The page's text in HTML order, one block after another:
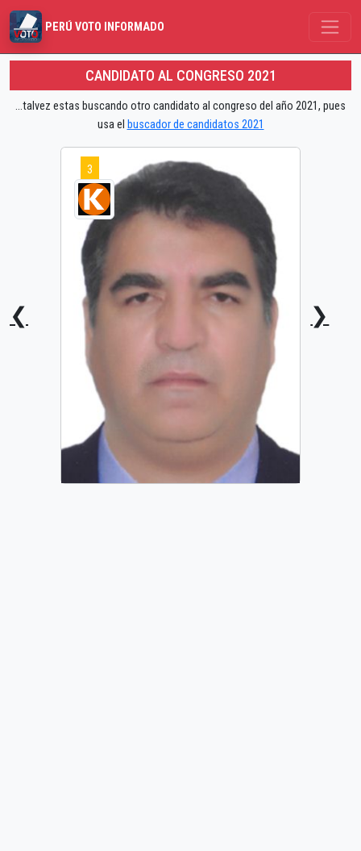
PERÚ VOTO INFORMADO
CANDIDATO AL CONGRESO 2021
...talvez estas buscando otro candidato al congreso del año 2021, pues
usa el buscador de candidatos 2021
❮
3
❯